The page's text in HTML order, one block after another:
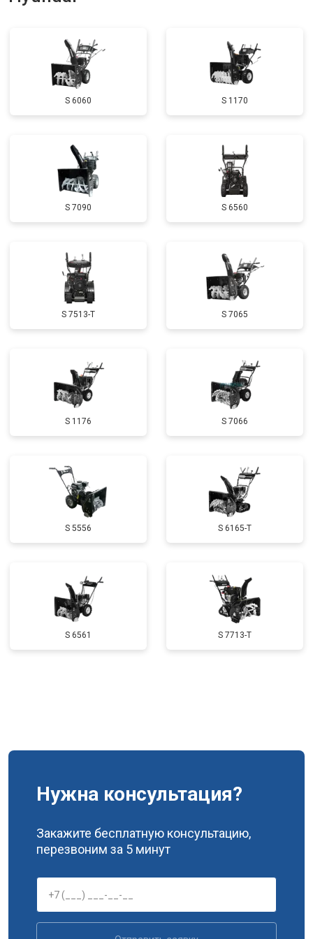
Замена глушителя Заказать
Замена маховика от 3050 ₽ Заказать
Натяжка тросов от 2700 ₽ Заказать
Ремонт электропроводки от 3150 ₽
Полное ТО от 4900 ₽
Регулировка зазоров клапанов от 2800 ₽ Заказать
Замена свечей зажигания от 1820 ₽
Демонтаж-монтаж двигателя от 6400 ₽ Заказать
Ремонт сцепления Заказать
Установка комплекта прокладок
двигателя
от 5500 ₽ Заказать
двигателя и редуктора
от 2500 ₽
Чистка бака от 2750 ₽ Заказать
Чистка карбюратора от 3780 ₽ Заказать
Замена/Pемонт шнека от 2580 ₽ Заказать
Ремонт топливных мембран от 3500 ₽ Заказать
Замена/Pемонт стартера от 3720 ₽ Заказать
S 6060 S 1170
S 7090 S 6560
S 7513-T S 7065
S 1176 S 7066
S 5556 S 6165-T
S 6561 S 7713-T
Нужна консультация?
Закажите бесплатную консультацию,
перезвоним за 5 минут